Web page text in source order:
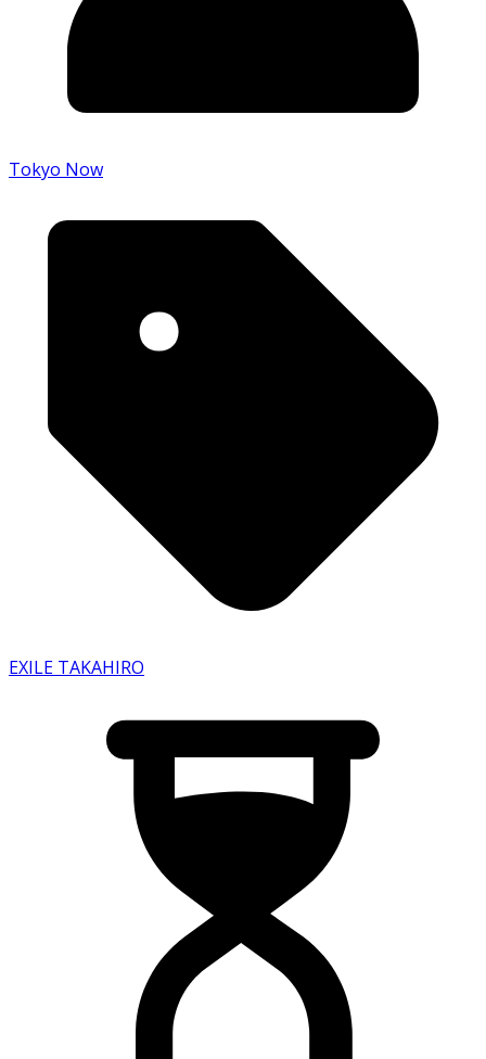
Tokyo Now
EXILE TAKAHIRO